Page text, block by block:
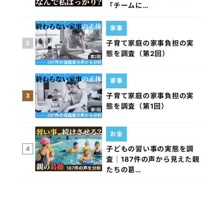
「チームに…
2
子育て家庭の家事負担の実
態を調査（第2回）
家事
3
子育て家庭の家事負担の実
態を調査（第1回）
家事
4
子どもの習い事の実態を調
査｜187件の声から見えた親
たちの葛…
お金